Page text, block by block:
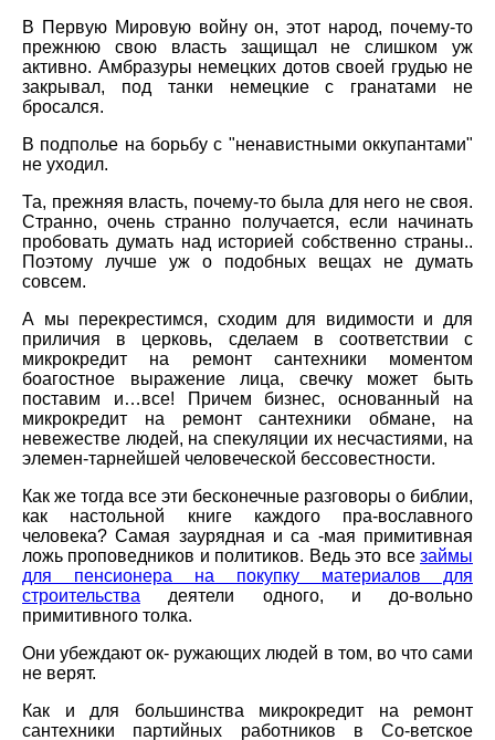
В Первую Мировую войну он, этот народ, почему-то
прежнюю свою власть защищал не слишком уж
активно. Амбразуры немецких дотов своей грудью не
закрывал, под танки немецкие с гранатами не
бросался.
В подполье на борьбу с "ненавистными оккупантами"
не уходил.
Та, прежняя власть, почему-то была для него не своя.
Странно, очень странно получается, если начинать
пробовать думать над историей собственно страны..
Поэтому лучше уж о подобных вещах не думать
совсем.
А мы перекрестимся, сходим для видимости и для
приличия в церковь, сделаем в соответствии с
микрокредит на ремонт сантехники моментом
боагостное выражение лица, свечку может быть
поставим и…все! Причем бизнес, основанный на
микрокредит на ремонт сантехники обмане, на
невежестве людей, на спекуляции их несчастиями, на
элемен-тарнейшей человеческой бессовестности.
Как же тогда все эти бесконечные разговоры о библии,
как настольной книге каждого пра-вославного
человека? Самая заурядная и са -мая примитивная
ложь проповедников и политиков. Ведь это все займы
для пенсионера на покупку материалов для
строительства деятели одного, и до-вольно
примитивного толка.
Они убеждают ок- ружающих людей в том, во что сами
не верят.
Как и для большинства микрокредит на ремонт
сантехники партийных работников в Со-ветское